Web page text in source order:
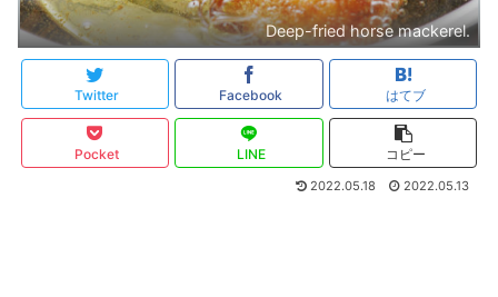
Deep-fried horse mackerel.
Twitter Facebook はてブ
Pocket LINE コピー
2022.05.18 2022.05.13